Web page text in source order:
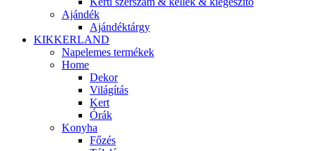
Ajándék
Ajándéktárgy
KIKKERLAND
Napelemes termékek
Home
Dekor
Világítás
Kert
Órák
Konyha
Főzés